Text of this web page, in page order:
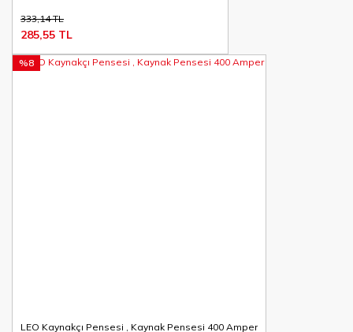
333,14 TL
285,55 TL
LEO Kaynakçı Pensesi , Kaynak Pensesi 400 Amper
%8